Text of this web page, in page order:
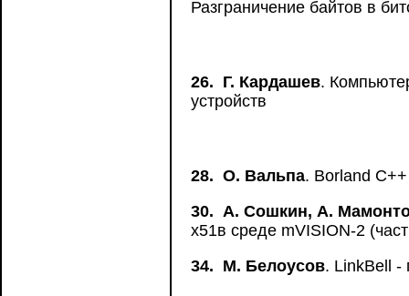
Разграничение байтов в
26. Г. Кардашев.
устройств
28. О. Вальпа. Borland
30. А. Сошкин, А.
х51в среде mVISION-2
34. М. Белоусов. LinkBell -